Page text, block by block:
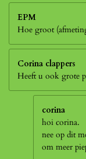
EPM
Hoe groot
Corina clappers
Heeft u ook grote
corina
hoi corina.
nee op dit
om meer